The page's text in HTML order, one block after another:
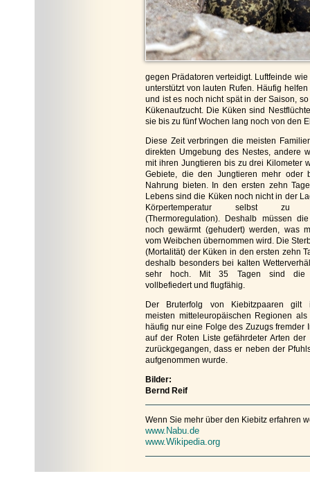
gegen Prädatoren verteidigt. Luftfeinde
unterstützt von lauten Rufen. Häufig
und ist es noch nicht spät in der Saison,
Kükenaufzucht. Die Küken sind
sie bis zu fünf Wochen lang noch von den
Diese Zeit verbringen die meisten
direkten Umgebung des Nestes, andere
mit ihren Jungtieren bis zu drei Kilometer
Gebiete, die den Jungtieren mehr oder
Nahrung bieten. In den ersten zehn
Lebens sind die Küken noch nicht in der
Körpertemperatur selbst zu
(Thermoregulation). Deshalb müssen
noch gewärmt (gehudert) werden, was
vom Weibchen übernommen wird. Die
(Mortalität) der Küken in den ersten zehn
deshalb besonders bei kalten
sehr hoch. Mit 35 Tagen sind die
vollbefiedert und flugfähig.
Der Bruterfolg von Kiebitzpaaren gilt
meisten mitteleuropäischen Regionen
häufig nur eine Folge des Zuzugs
auf der Roten Liste gefährdeter Arten
zurückgegangen, dass er neben der
aufgenommen wurde.
Bilder:
Bernd Reif
Wenn Sie mehr über den Kiebitz erfahren
www.Nabu.de
www.Wikipedia.org